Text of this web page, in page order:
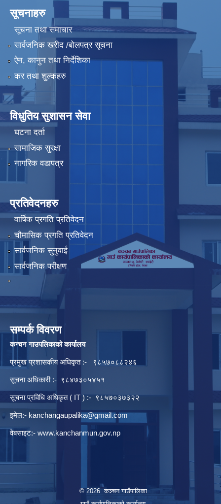
सूचनाहरु
सूचना तथा समाचार
सार्वजनिक खरीद /बोलपत्र सूचना
ऐन, कानुन तथा निर्देशिका
कर तथा शुल्कहरु
विधुतिय सुशासन सेवा
घटना दर्ता
सामाजिक सुरक्षा
नागरिक वडापत्र
प्रतिवेदनहरु
वार्षिक प्रगति प्रतिवेदन
चौमासिक प्रगति प्रतिवेदन
सार्वजनिक सुनुवाई
सार्वजनिक परीक्षण
सम्पर्क विवरण
कन्चन गाउपलिकाको कार्यालय
प्रमुख प्रशासकीय अधिकृत :- ९८५७०८८२४६
सूचना अधिकारी :- ९८४७३०५४५१
सूचना प्रविधि अधिकृत ( IT ) :- ९८५७०३७३२२
इमेल:- kanchangaupalika@gmail.com
वेबसाइट:- www.kanchanmun.gov.np
© 2026 कञ्चन गाउँपालिका